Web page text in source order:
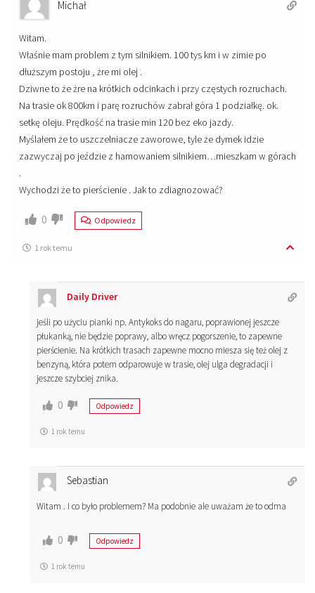
Michał
Witam.
Właśnie mam problem z tym silnikiem. 100 tys km i w zimie po
dłuższym postoju , żre mi olej .
Dziwne to że żre na krótkich odcinkach i przy częstych rozruchach.
Na trasie ok 800km i parę rozruchów zabrał góra 1 podziałkę. ok.
setkę oleju. Prędkość na trasie min 120 bez eko jazdy.
Myślałem że to uszczelniacze zaworowe, tyle że dymek idzie
zazwyczaj po jeździe z hamowaniem silnikiem…mieszkam w górach
.
Wychodzi że to pierścienie . Jak to zdiagnozować?
0 Odpowiedz
1 rok temu
Daily Driver
jeśli po użyciu pianki np. Antykoks do nagaru, poprawionej jeszcze
płukanką, nie będzie poprawy, albo wręcz pogorszenie, to zapewne
pierścienie. Na krótkich trasach zapewne mocno miesza się też olej z
benzyną, która potem odparowuje w trasie, olej ulga degradacji i
jeszcze szybciej znika.
0 Odpowiedz
1 rok temu
Sebastian
Witam . I co było problemem? Ma podobnie ale uważam że to odma
0 Odpowiedz
1 rok temu